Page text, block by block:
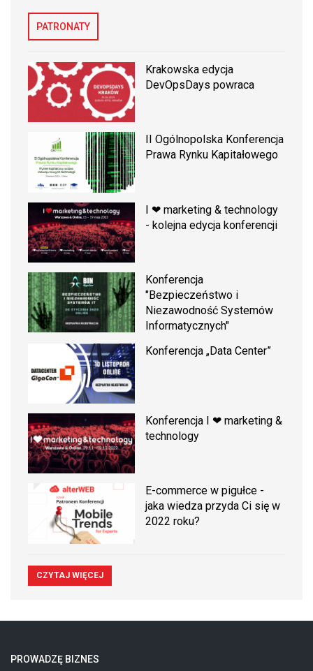
PATRONATY
Krakowska edycja
DevOpsDays powraca
II Ogólnopolska Konferencja
Prawa Rynku Kapitałowego
I ❤ marketing & technology
- kolejna edycja konferencji
Konferencja
"Bezpieczeństwo i
Niezawodność Systemów
Informatycznych"
Konferencja „Data Center”
Konferencja I ❤ marketing &
technology
E-commerce w pigułce -
jaka wiedza przyda Ci się w
2022 roku?
CZYTAJ WIĘCEJ
PROWADZĘ BIZNES